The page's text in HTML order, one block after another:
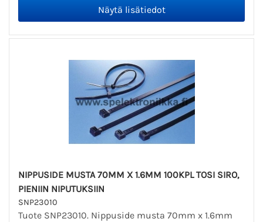
NIPPUSIDE MUSTA 70MM X 1.6MM 100KPL TOSI SIRO,
PIENIIN NIPUTUKSIIN
SNP23010
Tuote SNP23010. Nippuside musta 70mm x 1.6mm